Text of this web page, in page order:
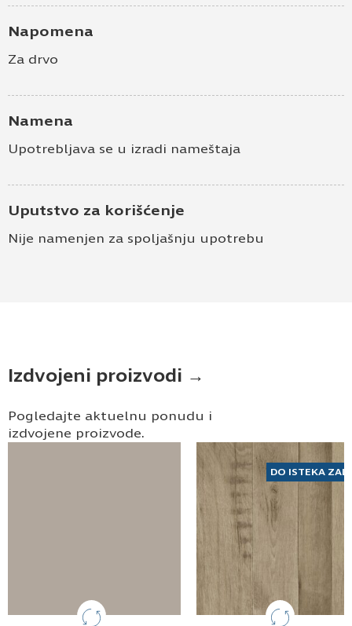
Napomena
Za drvo
Namena
Upotrebljava se u izradi nameštaja
Uputstvo za korišćenje
Nije namenjen za spoljašnju upotrebu
Izdvojeni proizvodi →
Pogledajte aktuelnu ponudu i
izdvojene proizvode.
DO ISTEKA